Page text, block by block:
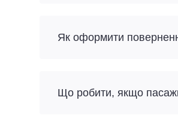
Як оформити
Що робити, якщо